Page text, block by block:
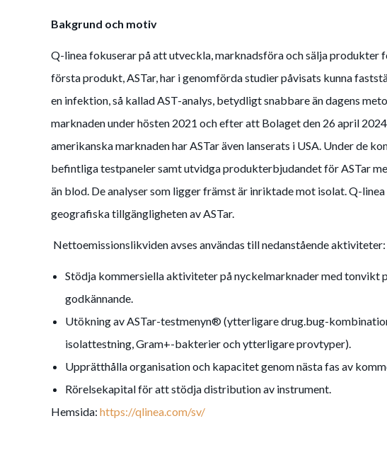
Bakgrund och motiv
Q-linea fokuserar på att utveckla, marknadsföra och sälja
första produkt, ASTar, har i genomförda studier påvisats kunna
en infektion, så kallad AST-analys, betydligt snabbare än dagens
marknaden under hösten 2021 och efter att Bolaget den 26 april
amerikanska marknaden har ASTar även lanserats i USA. Under de
befintliga testpaneler samt utvidga produkterbjudandet för ASTar
än blod. De analyser som ligger främst är inriktade mot isolat. Q-
geografiska tillgängligheten av ASTar.
Nettoemissionslikviden avses användas till nedanstående aktiviteter:
Stödja kommersiella aktiviteter på nyckelmarknader med tonvikt
godkännande.
Utökning av ASTar-testmenyn® (ytterligare drug.bug-
isolattestning, Gram+-bakterier och ytterligare provtyper).
Upprätthålla organisation och kapacitet genom nästa fas av
Rörelsekapital för att stödja distribution av instrument.
Hemsida: https://qlinea.com/sv/